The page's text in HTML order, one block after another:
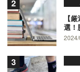
【
選！